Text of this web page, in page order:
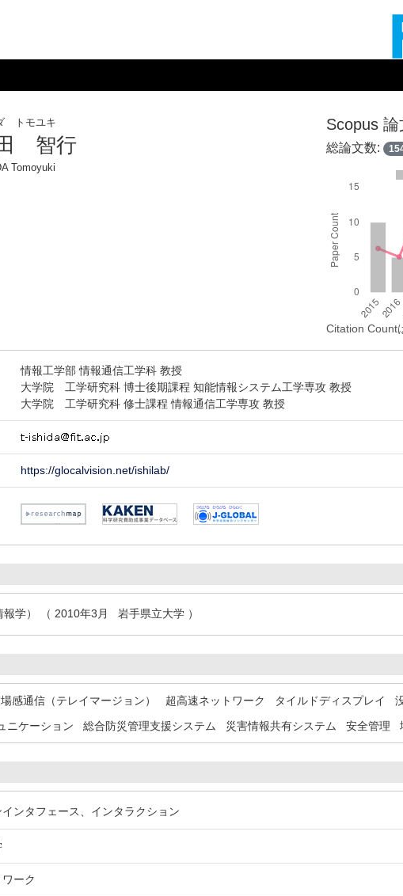
トモユキ
智行
Tomoyuki
Scopus 論
総論文数:
Citation Count
情報工学部 情報通信工学科 教授
大学院 工学研究科 博士後期課程 知能情報システム工学専攻 教授
大学院 工学研究科 修士課程 情報通信工学専攻 教授
https://glocalvision.net/ishilab/
学） （ 2010年3月 岩手県立大学 ）
感通信（テレイマージョン） 超高速ネットワーク タイルドディスプレイ
ニケーション
総合防災管理支援システム 災害情報共有システム 安全管理
ンタフェース、インタラクション
ーク